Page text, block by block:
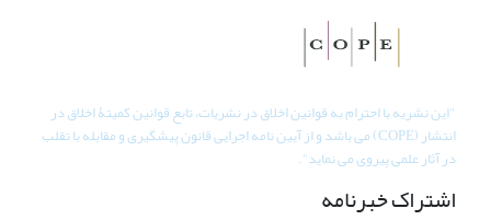
"این نشریه با احترام به قوانین اخلاق در نشریات، تابع قوانین کمیتۀ اخلاق در
انتشار (COPE) می باشد و از آیین نامه اجرایی قانون پیشگیری و مقابله با تقلب
در آثار علمی پیروی می نماید".
اشتراک خبرنامه